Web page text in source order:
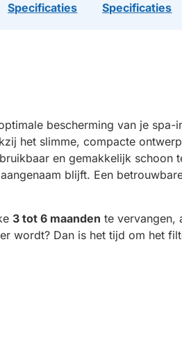
Specificaties Specificaties
bescherming van je
het slimme, compacte
en gemakkelijk
blijft. Een
3 tot 6 maanden te vervangen,
wordt? Dan is het tijd om het